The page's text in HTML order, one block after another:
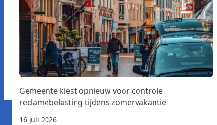
Gemeente kiest opnieuw voor controle
reclamebelasting tijdens zomervakantie
16 juli 2026